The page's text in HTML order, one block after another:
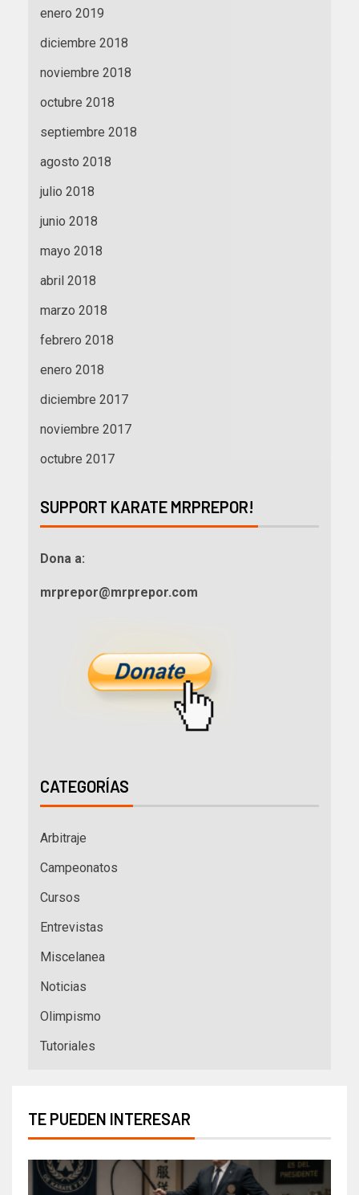
enero 2019
diciembre 2018
noviembre 2018
octubre 2018
septiembre 2018
agosto 2018
julio 2018
junio 2018
mayo 2018
abril 2018
marzo 2018
febrero 2018
enero 2018
diciembre 2017
noviembre 2017
octubre 2017
SUPPORT KARATE MRPREPOR!
Dona a:
mrprepor@mrprepor.com
CATEGORÍAS
Arbitraje
Campeonatos
Cursos
Entrevistas
Miscelanea
Noticias
Olimpismo
Tutoriales
TE PUEDEN INTERESAR